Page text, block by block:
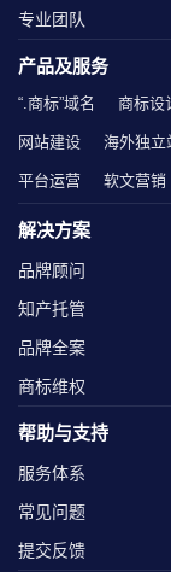
专业团队
产品及服务
“.商标”域名 商标设
网站建设 海外独立
平台运营 软文营销
解决方案
品牌顾问
知产托管
品牌全案
商标维权
帮助与支持
服务体系
常见问题
提交反馈